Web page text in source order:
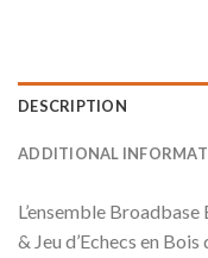
DESCRIPTION
ADDITIONAL
L’ensemble
& Jeu d’Echecs en